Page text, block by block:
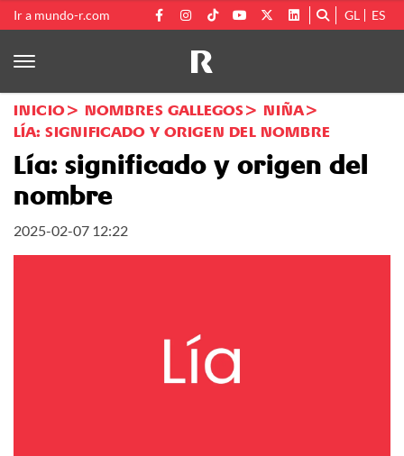
Ir a mundo-r.com GL ES
INICIO NOMBRES GALLEGOS
NIÑA
LÍA: SIGNIFICADO Y ORIGEN DEL NOMBRE
Lía: significado y origen del
nombre
2025-02-07 12:22